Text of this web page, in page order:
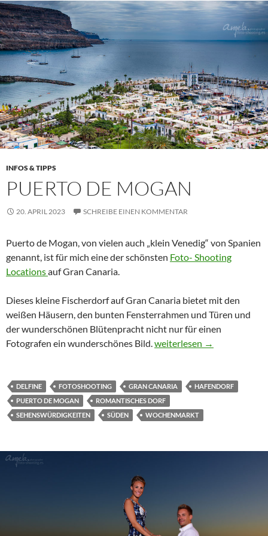
INFOS & TIPPS
PUERTO DE MOGAN
20. APRIL 2023 SCHREIBE EINEN KOMMENTAR
Puerto de Mogan, von vielen auch „klein Venedig“ von Spanien
genannt, ist für mich eine der schönsten Foto- Shooting
Locationsauf Gran Canaria.
Dieses kleine Fischerdorf auf Gran Canaria bietet mit den
weißen Häusern, den bunten Fensterrahmen und Türen und
der wunderschönen Blütenpracht nicht nur für einen
Fotografen ein wunderschönes Bild.Puerto de Mogan
weiterlesen →
DELFINE FOTOSHOOTING GRAN CANARIA
HAFENDORF
PUERTO DE MOGAN
ROMANTISCHES DORF
SEHENSWÜRDIGKEITEN
SÜDEN WOCHENMARKT